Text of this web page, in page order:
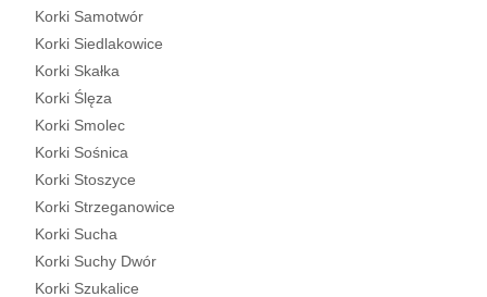
Korki Samotwór
Korki Siedlakowice
Korki Skałka
Korki Ślęza
Korki Smolec
Korki Sośnica
Korki Stoszyce
Korki Strzeganowice
Korki Sucha
Korki Suchy Dwór
Korki Szukalice